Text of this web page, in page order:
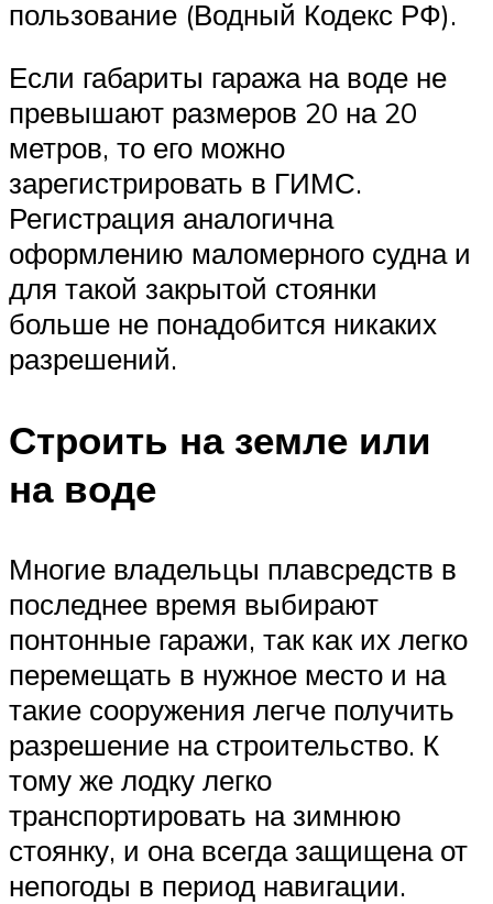
пользование (Водный Кодекс РФ).
Если габариты гаража на воде не
превышают размеров 20 на 20
метров, то его можно
зарегистрировать в ГИМС.
Регистрация аналогична
оформлению маломерного судна и
для такой закрытой стоянки
больше не понадобится никаких
разрешений.
Строить на земле или
на воде
Многие владельцы плавсредств в
последнее время выбирают
понтонные гаражи, так как их легко
перемещать в нужное место и на
такие сооружения легче получить
разрешение на строительство. К
тому же лодку легко
транспортировать на зимнюю
стоянку, и она всегда защищена от
непогоды в период навигации.